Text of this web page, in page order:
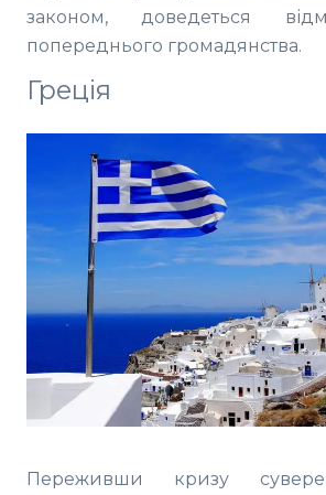
законом, доведеться
попереднього громадянства.
Греція
Переживши кризу